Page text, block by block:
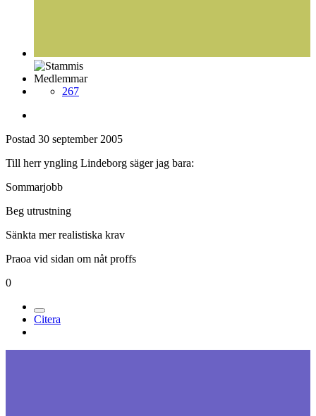
Medlemmar
267
Postad 30 september 2005
Till herr yngling Lindeborg säger jag bara:
Sommarjobb
Beg utrustning
Sänkta mer realistiska krav
Praoa vid sidan om nåt proffs
0
Citera